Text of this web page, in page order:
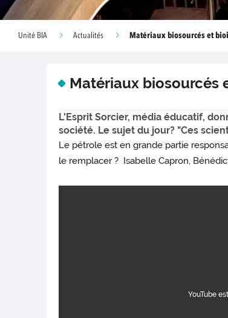
Unité BIA Actualités Matériaux biosourcés et
Matériaux biosourcés
L'Esprit Sorcier, média éducatif,
société. Le sujet du jour? "Ces
Le pétrole est en grande partie
le remplacer ? Isabelle Capron,
YouTube